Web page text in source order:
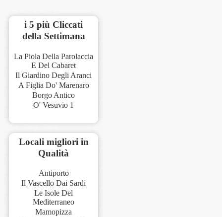
i 5 più Cliccati
della Settimana
La Piola Della Parolaccia
E Del Cabaret
Il Giardino Degli Aranci
A Figlia Do' Marenaro
Borgo Antico
O' Vesuvio 1
Locali migliori in
Qualità
Antiporto
Il Vascello Dai Sardi
Le Isole Del
Mediterraneo
Mamopizza